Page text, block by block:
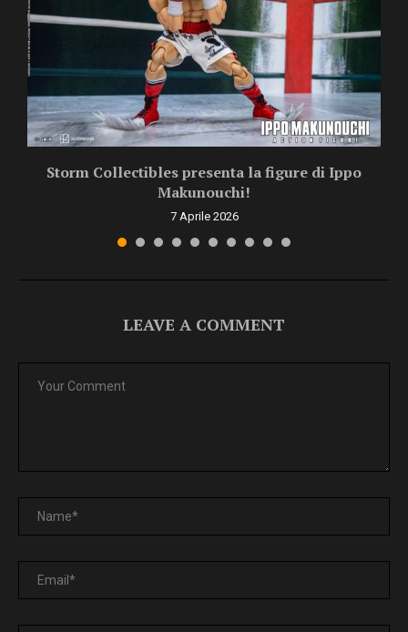
Storm Collectibles presenta la figure di Ippo
Makunouchi!
7 Aprile 2026
LEAVE A COMMENT